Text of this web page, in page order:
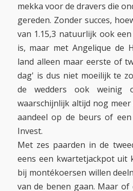
mekka voor de dravers die
gereden. Zonder succes,
van 1.15,3 natuurlijk ook
is, maar met Angelique de
land alleen maar eerste of
dag' is dus niet moeilijk te
de wedders ook weinig
waarschijnlijk altijd nog meer
aandeel op de beurs of
Invest.
Met zes paarden in de
eens een kwartetjackpot uit
bij montékoersen willen
van de benen gaan. Maar